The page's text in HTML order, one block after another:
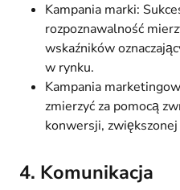
Kampania marki:
rozpoznawalność
wskaźników
w rynku.
Kampania
zmierzyć za pomocą
konwersji,
4. Komunikacja